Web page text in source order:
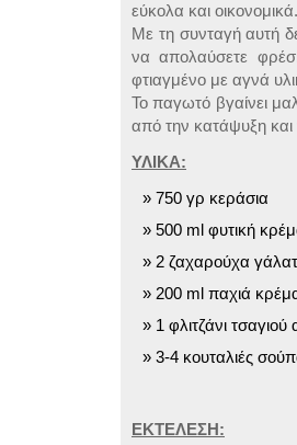
εύκολα και οικονομικά.
Με τη συνταγή αυτή
να απολαύσετε
φτιαγμένο με αγνά
Το παγωτό βγαίνει
από την κατάψυξη και
ΥΛΙΚΑ:
750 γρ κεράσια
500 ml φυτική
2 ζαχαρούχα
200 ml παχιά
1 φλιτζάνι
3-4 κουταλιές
ΕΚΤΕΛΕΣΗ: